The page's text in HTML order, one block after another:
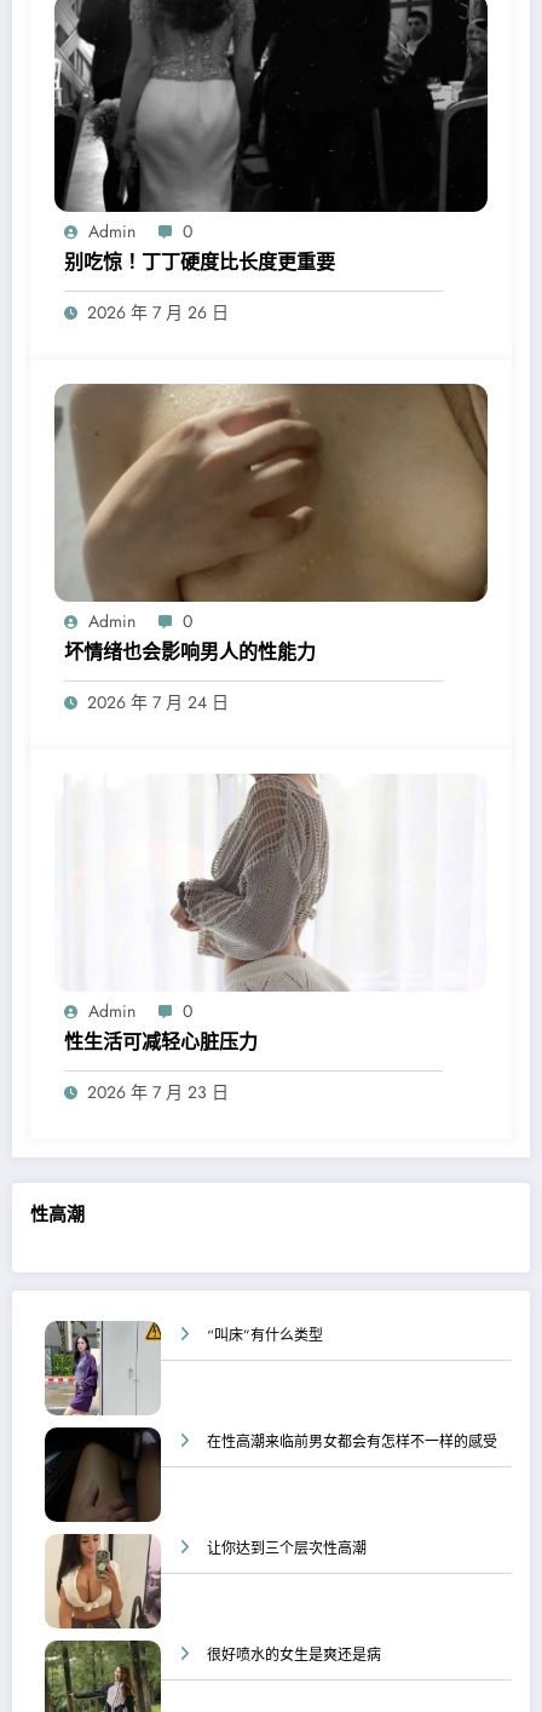
性高潮
“叫床”有什么类型
在性高潮来临前男女都会有怎样不一样的感受
让你达到三个层次性高潮
很好喷水的女生是爽还是病
Admin 0
别吃惊！丁丁硬度比长度更重要
2026 年 7 月 26 日
Admin 0
坏情绪也会影响男人的性能力
2026 年 7 月 24 日
Admin 0
性生活可减轻心脏压力
2026 年 7 月 23 日